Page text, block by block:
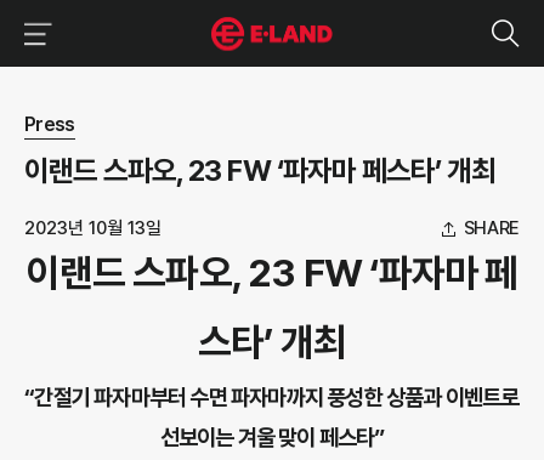
뉴스 상세보기
Press
이랜드 스파오, 23 FW ‘파자마 페스타’ 개최
2023년 10월 13일 SHARE
이랜드 스파오, 23 FW ‘파자마 페
스타’ 개최
“간절기 파자마부터 수면 파자마까지 풍성한 상품과 이벤트로
선보이는 겨울 맞이 페스타”